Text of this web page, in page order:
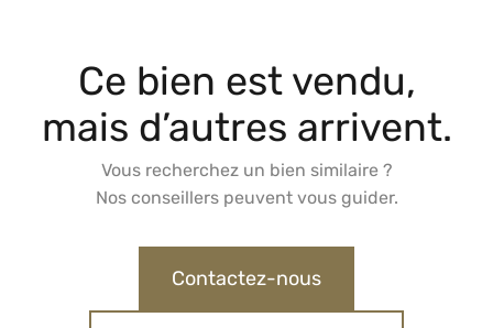
Ce bien est vendu,
mais d’autres arrivent.
Vous recherchez un bien similaire ?
Nos conseillers peuvent vous guider.
Contactez-nous